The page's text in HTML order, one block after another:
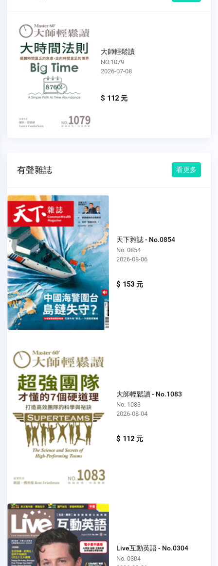
大師輕鬆讀
NO.1079
2026-07-08
$ 112 元
有聲雜誌 看更多
天下雜誌 - No.0854
No. 0854
2026-08-06
$ 153 元
大師輕鬆讀 - No.1083
No. 1083
2026-08-04
$ 112 元
Live互動英語 - No.0304
No. 0304